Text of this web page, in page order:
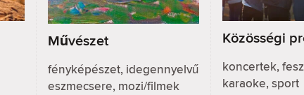
Művészet
fényképészet, idegennyelvű
eszmecsere, mozi/filmek
Közösségi
koncertek,
karaoke, sport